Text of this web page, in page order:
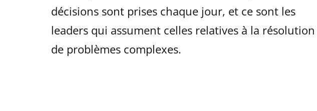
décisions sont prises chaque jour, et ce sont les
leaders qui assument celles relatives à la résolution
de problèmes complexes.